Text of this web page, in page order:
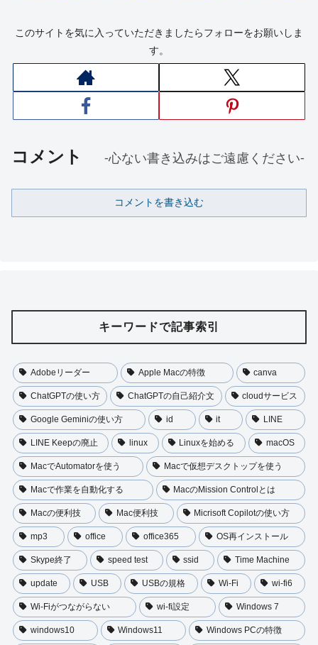
このサイトを気に入っていただきましたらフォローをお願いしま
す。
コメント -心ない書き込みはご遠慮ください-
コメントを書き込む
キーワードで記事索引
Adobeリーダー Apple Macの特徴 canva
ChatGPTの使い方 ChatGPTの自己紹介文 cloudサービス
Google Geminiの使い方 id it LINE
LINE Keepの廃止 linux Linuxを始める macOS
MacでAutomatorを使う Macで仮想デスクトップを使う
Macで作業を自動化する MacのMission Controlとは
Macの便利技 Mac便利技 Micrisoft Copilotの使い方
mp3 office office365 OS再インストール
Skype終了 speed test ssid Time Machine
update USB USBの規格 Wi-Fi wi-fi6
Wi-Fiがつながらない wi-fi設定 Windows 7
windows10 Windows11 Windows PCの特徴